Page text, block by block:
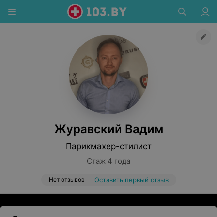
Журавский Вадим
Парикмахер-стилист
Стаж 4 года
Нет отзывов Оставить первый отзыв